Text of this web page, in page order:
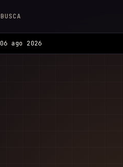
BUSCA
06 ago 2026